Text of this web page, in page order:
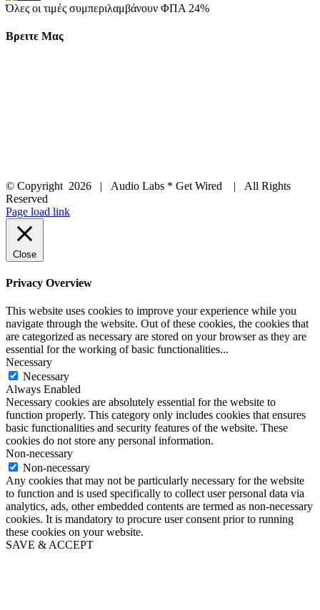
Όλες οι τιμές συμπεριλαμβάνουν ΦΠΑ 24%
Βρειτε Μας
© Copyright 2026 | Audio Labs * Get Wired | All Rights
Reserved
Facebook
Instagram
YouTube
LinkedIn
X
Page load link
Close
Privacy Overview
This website uses cookies to improve your experience while you
navigate through the website. Out of these cookies, the cookies that
are categorized as necessary are stored on your browser as they are
essential for the working of basic functionalities...
Necessary
Necessary
Always Enabled
Necessary cookies are absolutely essential for the website to
function properly. This category only includes cookies that ensures
basic functionalities and security features of the website. These
cookies do not store any personal information.
Non-necessary
Non-necessary
Any cookies that may not be particularly necessary for the website
to function and is used specifically to collect user personal data via
analytics, ads, other embedded contents are termed as non-necessary
cookies. It is mandatory to procure user consent prior to running
these cookies on your website.
SAVE & ACCEPT